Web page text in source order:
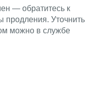
— обратитесь к
продления. Уточнить
можно в службе